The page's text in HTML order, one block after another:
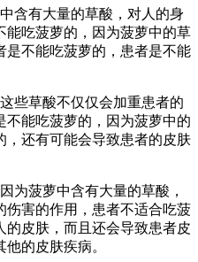
含有大量的草酸，对人的身
能吃菠萝的，因为菠萝中的草
是不能吃菠萝的，患者是不能
些草酸不仅仅会加重患者的
能吃菠萝的，因为菠萝中的
，还有可能会导致患者的皮肤
为菠萝中含有大量的草酸，
伤害的作用，患者不适合吃菠
皮肤，而且还会导致患者皮
的皮肤疾病。